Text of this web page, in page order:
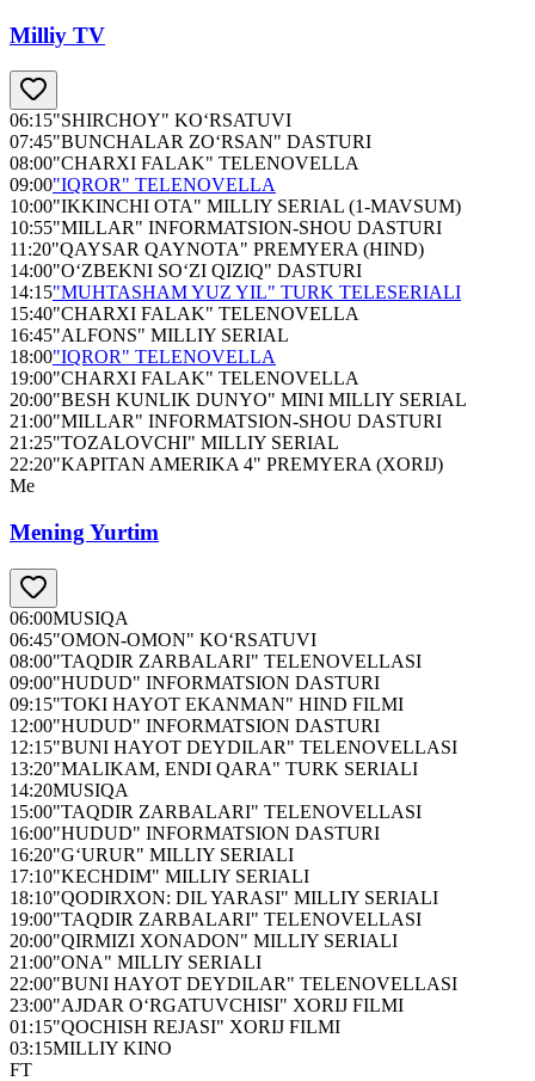
Milliy TV
06:15"SHIRCHOY" KO‘RSATUVI
07:45"BUNCHALAR ZO‘RSAN" DASTURI
08:00"CHARXI FALAK" TELENOVELLA
09:00"IQROR" TELENOVELLA
10:00"IKKINCHI OTA" MILLIY SERIAL (1-MAVSUM)
10:55"MILLAR" INFORMATSION-SHOU DASTURI
11:20"QAYSAR QAYNOTA" PREMYERA (HIND)
14:00"O‘ZBEKNI SO‘ZI QIZIQ" DASTURI
14:15"MUHTASHAM YUZ YIL" TURK TELESERIALI
15:40"CHARXI FALAK" TELENOVELLA
16:45"ALFONS" MILLIY SERIAL
18:00"IQROR" TELENOVELLA
19:00"CHARXI FALAK" TELENOVELLA
20:00"BESH KUNLIK DUNYO" MINI MILLIY SERIAL
21:00"MILLAR" INFORMATSION-SHOU DASTURI
21:25"TOZALOVCHI" MILLIY SERIAL
22:20"KAPITAN AMERIKA 4" PREMYERA (XORIJ)
Me
Mening Yurtim
06:00MUSIQA
06:45"OMON-OMON" KO‘RSATUVI
08:00"TAQDIR ZARBALARI" TELENOVELLASI
09:00"HUDUD" INFORMATSION DASTURI
09:15"TOKI HAYOT EKANMAN" HIND FILMI
12:00"HUDUD" INFORMATSION DASTURI
12:15"BUNI HAYOT DEYDILAR" TELENOVELLASI
13:20"MALIKAM, ENDI QARA" TURK SERIALI
14:20MUSIQA
15:00"TAQDIR ZARBALARI" TELENOVELLASI
16:00"HUDUD" INFORMATSION DASTURI
16:20"G‘URUR" MILLIY SERIALI
17:10"KECHDIM" MILLIY SERIALI
18:10"QODIRXON: DIL YARASI" MILLIY SERIALI
19:00"TAQDIR ZARBALARI" TELENOVELLASI
20:00"QIRMIZI XONADON" MILLIY SERIALI
21:00"ONA" MILLIY SERIALI
22:00"BUNI HAYOT DEYDILAR" TELENOVELLASI
23:00"AJDAR O‘RGATUVCHISI" XORIJ FILMI
01:15"QOCHISH REJASI" XORIJ FILMI
03:15MILLIY KINO
FT